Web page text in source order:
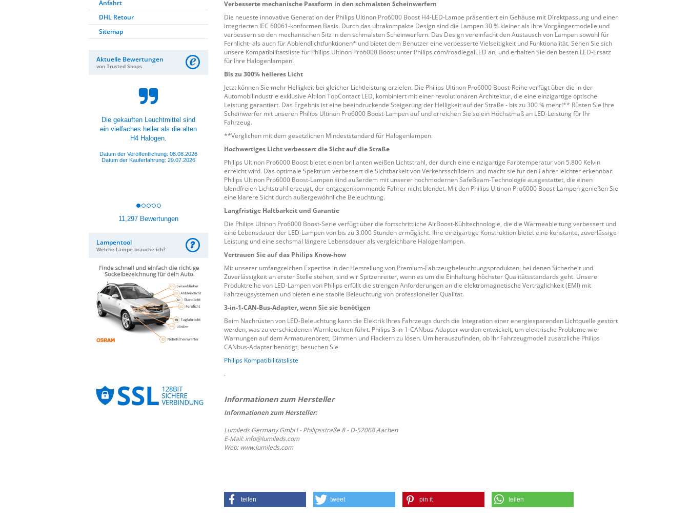
Verbesserte mechanische Passform in den schmalsten Scheinwerfern
Die neueste innovative Generation der Philips Ultinon Pro6000 Boost H4-LED-Lampe präsentiert ein Gehäuse mit Direktpassung und einer
integrierten IEC 60061-konformen Basis. Durch das ultrakompakte Design sind die Lampen 30 % kleiner als ihre Vorgängermodelle und
verbessern so den mechanischen Sitz in den schmalsten Scheinwerfern. Das Design vereinfacht den Austausch von Lampen sowohl für
Fernlicht- als auch für Abblendlichtfunktionen* und bietet dem Benutzer eine verbesserte Vielseitigkeit und Funktionalität. Sehen Sie sich
unsere Kompatibilitätsliste für Philips Ultinon Pro6000 Boost unter Philips.com/roadlegalLED an, und erhalten Sie den besten LED-Ersatz
für Ihre Halogenlampen!
Bis zu 300% helleres Licht
Jetzt können Sie mehr Helligkeit bei gleicher Lichtleistung erzielen. Die Philips Ultinon Pro6000 Boost-Reihe verfügt über die in der
Automobilindustrie exklusive Altilon TopContact LED, kombiniert mit einer revolutionären Architektur, die eine einzigartige optische
Leistung garantiert. Das Ergebnis ist eine beeindruckende Steigerung der Helligkeit auf der Straße - bis zu 300 % mehr!** Rüsten Sie Ihre
Scheinwerfer mit unseren Philips Ultinon Pro6000 Boost-Lampen auf und erreichen Sie so ein Höchstmaß an LED-Leistung für Ihr
Fahrzeug.
**Verglichen mit dem gesetzlichen Mindeststandard für Halogenlampen.
Hochwertiges Licht verbessert die Sicht auf die Straße
Philips Ultinon Pro6000 Boost bietet einen brillanten weißen Lichtstrahl, der durch eine einzigartige Farbtemperatur von 5.800 Kelvin
erreicht wird. Das optimale Spektrum verbessert die Sichtbarkeit von Verkehrsschildern und macht sie für den Fahrer leichter erkennbar.
Philips Ultinon Pro6000 Boost-Lampen sind außerdem mit unserer hochmodernen SafeBeam-Technologie ausgestattet, die einen
blendfreien Lichtstrahl erzeugt, der entgegenkommende Fahrer nicht blendet. Mit den Philips Ultinon Pro6000 Boost-Lampen genießen Sie
eine klarere Sicht durch außergewöhnliche Beleuchtung.
Langfristige Haltbarkeit und Garantie
Die Philips Ultinon Pro6000 Boost-Serie verfügt über die fortschrittliche AirBoost-Kühltechnologie, die die Wärmeableitung verbessert und
eine Lebensdauer der LED-Lampen von bis zu 3.000 Stunden ermöglicht. Ihre einzigartige Konstruktion bietet eine konstante, zuverlässige
Leistung und eine sechsmal längere Lebensdauer als vergleichbare Halogenlampen.
Vertrauen Sie auf das Philips Know-how
Mit unserer umfangreichen Expertise in der Herstellung von Premium-Fahrzeugbeleuchtungsprodukten, bei denen Sicherheit und
Zuverlässigkeit an erster Stelle stehen, sind wir Spitzenreiter, wenn es um die Einhaltung höchster Qualitätsstandards geht. Unsere
Produktreihe von LED-Lampen von Philips erfüllt die strengen Anforderungen an die elektromagnetische Verträglichkeit (EMI) mit
Fahrzeugsystemen und bieten eine stabile Beleuchtung von professioneller Qualität.
3-in-1-CAN-Bus-Adapter, wenn Sie sie benötigen
Beim Nachrüsten von LED-Beleuchtung kann die Elektrik Ihres Fahrzeugs durch die Integration einer energiesparenden Lichtquelle gestört
werden, was zu verschiedenen Warnleuchten führt. Philips 3-in-1-CANbus-Adapter wurden entwickelt, um elektrische Probleme wie
Warnungen auf dem Armaturenbrett, Dimmen und Flackern zu lösen. Um herauszufinden, ob Ihr Fahrzeugmodell zusätzliche Philips
CANbus-Adapter benötigt, besuchen Sie
Philips Kompatibilitätsliste
.
Informationen zum Hersteller:
Lumileds Germany GmbH - Philipsstraße 8 - D-52068 Aachen
E-Mail: info@lumileds.com
Web: www.lumileds.com
teilen tweet pin it teilen
Anfahrt
DHL Retour
Sitemap
Aktuelle Bewertungen
von Trusted Shops
Produkte sind der Hammer, aber
auch Personal super Nett und
Hilfsbereit.
Datum der Veröffentlichung: 08.08.2026
Datum der Kauferfahrung: 01.08.2026
11,297 Bewertungen
Lampentool
Welche Lampe brauche ich?